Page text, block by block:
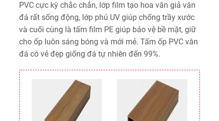
PVC cực kỳ chắc chắn, lớp film tạo hoa văn giả vân
đá rất sống động, lớp phủ UV giúp chống trầy xước
và cuối cùng là tấm film PE giúp bảo vệ bề mặt, giữ
cho ốp luôn sáng bóng và mới mẻ. Tấm ốp PVC vân
đá có vẻ đẹp giống đá tự nhiên đến 99%.